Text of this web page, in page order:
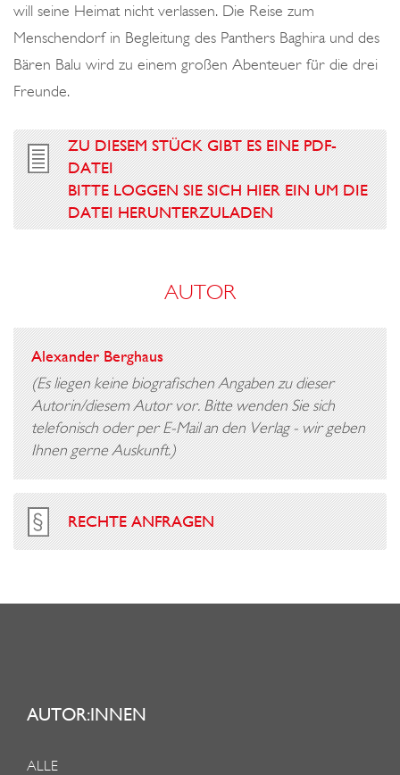
will seine Heimat nicht verlassen. Die Reise zum
Menschendorf in Begleitung des Panthers Baghira und des
Bären Balu wird zu einem großen Abenteuer für die drei
Freunde.
ZU DIESEM STÜCK GIBT ES EINE PDF-
DATEI
BITTE LOGGEN SIE SICH HIER EIN UM DIE
DATEI HERUNTERZULADEN
AUTOR
Alexander Berghaus
(Es liegen keine biografischen Angaben zu dieser
Autorin/diesem Autor vor. Bitte wenden Sie sich
telefonisch oder per E-Mail an den Verlag - wir geben
Ihnen gerne Auskunft.)
RECHTE ANFRAGEN
AUTOR:INNEN
ALLE